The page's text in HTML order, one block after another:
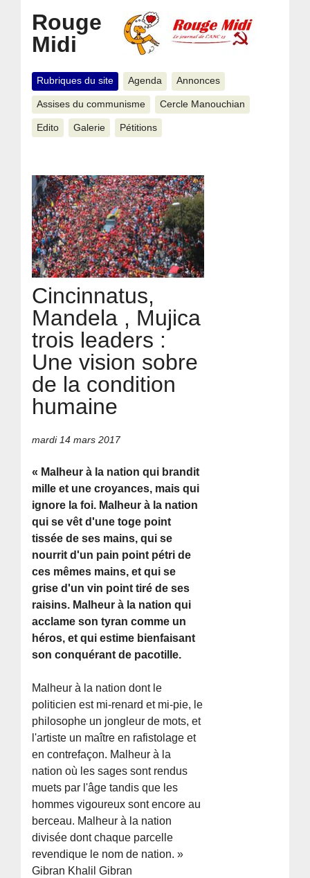
Rouge
Midi
Rubriques du site Agenda Annonces
Assises du communisme Cercle Manouchian
Edito Galerie Pétitions
Cincinnatus,
Mandela , Mujica
trois leaders :
Une vision sobre
de la condition
humaine
mardi 14 mars 2017
« Malheur à la nation qui brandit
mille et une croyances, mais qui
ignore la foi. Malheur à la nation
qui se vêt d'une toge point
tissée de ses mains, qui se
nourrit d'un pain point pétri de
ces mêmes mains, et qui se
grise d'un vin point tiré de ses
raisins. Malheur à la nation qui
acclame son tyran comme un
héros, et qui estime bienfaisant
son conquérant de pacotille.
Malheur à la nation dont le
politicien est mi-renard et mi-pie, le
philosophe un jongleur de mots, et
l'artiste un maître en rafistolage et
en contrefaçon. Malheur à la
nation où les sages sont rendus
muets par l'âge tandis que les
hommes vigoureux sont encore au
berceau. Malheur à la nation
divisée dont chaque parcelle
revendique le nom de nation. »
Gibran Khalil Gibran